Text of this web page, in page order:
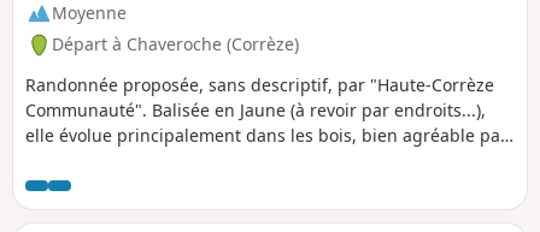
Moyenne
Départ à Chaveroche (Corrèze)
Randonnée proposée, sans descriptif, par "Haute-Corrèze
Communauté". Balisée en Jaune (à revoir par endroits...),
elle évolue principalement dans les bois, bien agréable par